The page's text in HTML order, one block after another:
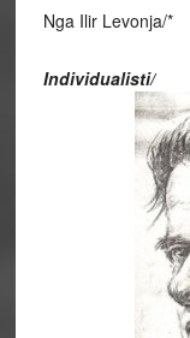
Nga Ilir Levonja/*
Individualisti/